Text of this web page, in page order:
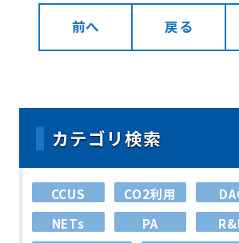
前へ 戻る
カテゴリ検索
CCUS CO2利用
NETs
PA